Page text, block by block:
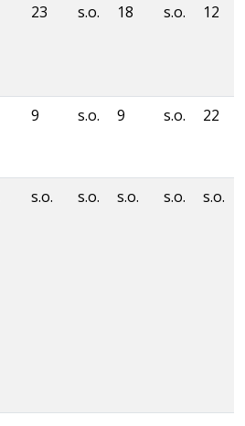
23 s.o. 18 s.o. 12
9 s.o. 9 s.o. 22
s.o. s.o. s.o. s.o. s.o.